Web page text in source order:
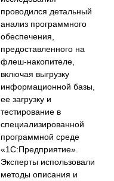
проводился детальный
анализ программного
обеспечения,
предоставленного на
флеш-накопителе,
включая выгрузку
информационной базы,
ее загрузку и
тестирование в
специализированной
программной среде
«1С:Предприятие».
Эксперты использовали
методы описания и